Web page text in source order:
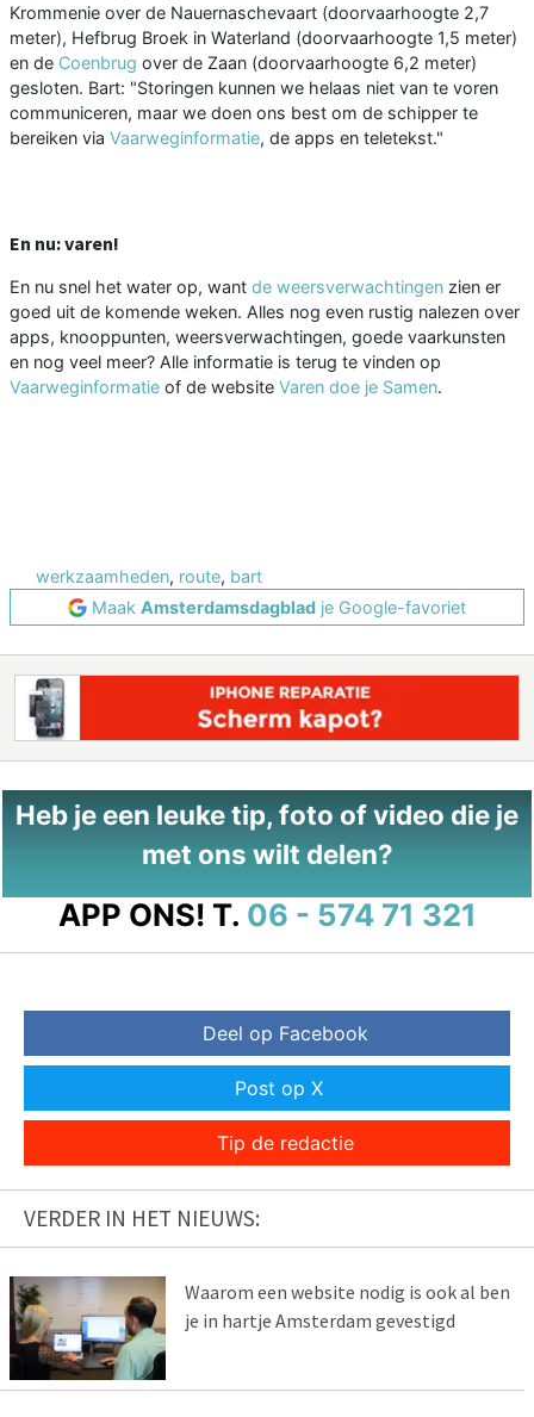
Krommenie over de Nauernaschevaart (doorvaarhoogte 2,7
meter), Hefbrug Broek in Waterland (doorvaarhoogte 1,5 meter)
en de Coenbrug over de Zaan (doorvaarhoogte 6,2 meter)
gesloten. Bart: "Storingen kunnen we helaas niet van te voren
communiceren, maar we doen ons best om de schipper te
bereiken via Vaarweginformatie, de apps en teletekst."
En nu: varen!
En nu snel het water op, want de weersverwachtingen zien er
goed uit de komende weken. Alles nog even rustig nalezen over
apps, knooppunten, weersverwachtingen, goede vaarkunsten
en nog veel meer? Alle informatie is terug te vinden op
Vaarweginformatie of de website Varen doe je Samen.
werkzaamheden, route, bart
Maak Amsterdamsdagblad je Google-favoriet
Heb je een leuke tip, foto of video die je
met ons wilt delen?
APP ONS! T. 06 - 574 71 321
Deel op Facebook
Post op X
Tip de redactie
VERDER IN HET NIEUWS:
Waarom een website nodig is ook al ben
je in hartje Amsterdam gevestigd